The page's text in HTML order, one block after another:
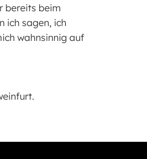
bereits beim
ich sagen, ich
wahnsinnig auf